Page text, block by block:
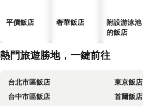
平價飯店 奢華飯店
附設游泳池
的飯店
熱門旅遊勝地，一鍵前往
台北市區飯店
東京飯店
台中市區飯店
首爾飯店